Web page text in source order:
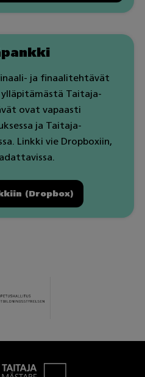
ja finaalitehtävät
Taitaja-
ovat vapaasti
ja Taitaja-
Linkki vie Dropboxiin,
(Dropbox)